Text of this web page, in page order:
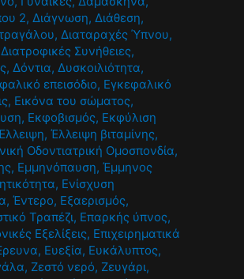
2, Διάγνωση, Διάθεση,
, Διαταραχές Ύπνου,
Διατροφικές Συνήθειες,
, Δόντια, Δυσκοιλιότητα,
επεισόδιο, Εγκεφαλικό
, Εικόνα του σώματος,
, Εκφοβισμός, Εκφύλιση
,Έλλειψη βιταμίνης,
Οδοντιατρική Ομοσπονδία,
, Εμμηνόπαυση,Έμμηνος
, Ενίσχυση
,Έντερο, Εξαερισμός,
Τραπέζι, Επαρκής ύπνος,
Εξελίξεις, Επιχειρηματικά
, Ευεξία, Ευκάλυπτος,
, Ζεστό νερό, Ζευγάρι,